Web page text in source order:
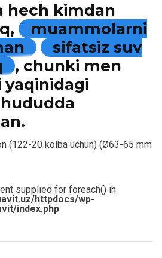
hech kimdan
muammolarni
sifatsiz suv
, chunki men
yaqinidagi
(122-20 kolba uchun) (Ø63-65 mm
supplied for foreach() in
httpdocs/wp-
index.php